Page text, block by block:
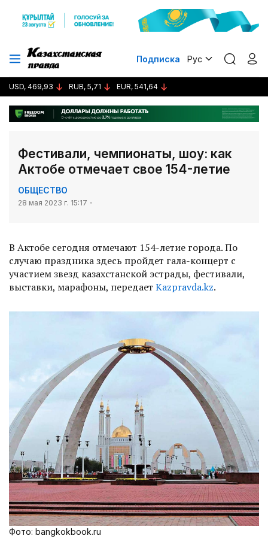
Подписка Рус
USD, 469,93 RUB, 5,71 EUR, 541,64
Фестивали, чемпионаты, шоу: как
Актобе отмечает свое 154-летие
ОБЩЕСТВО
28 мая 2023 г. 15:17
В Актобе сегодня отмечают 154-летие города. По
случаю праздника здесь пройдет гала-концерт с
участием звезд казахстанской эстрады, фестивали,
выставки, марафоны, передает Кazpravda.kz.
Фото: bangkokbook.ru